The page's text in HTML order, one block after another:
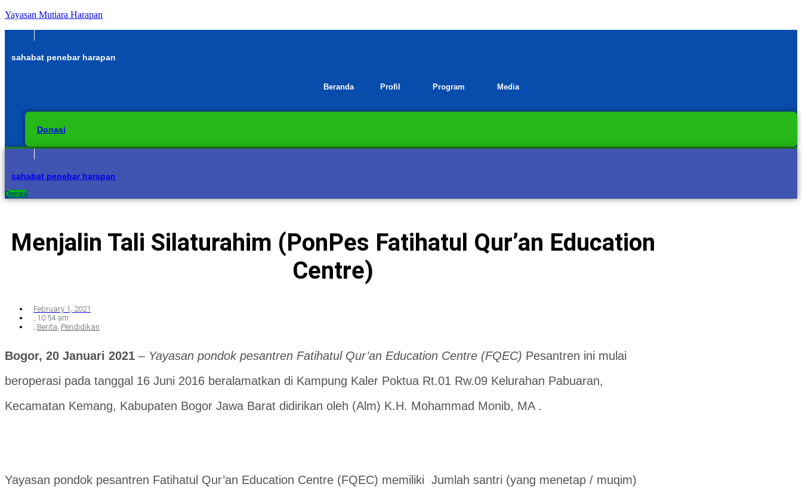
Yayasan Mutiara Harapan
sahabat penebar harapan
Beranda Profil Program Media
Donasi
sahabat penebar harapan
Donasi
Menjalin Tali Silaturahim (PonPes Fatihatul Qur’an Education
Centre)
February 1, 2021
, 10:54 am
, Berita, Pendidikan
Bogor, 20 Januari 2021 – Yayasan pondok pesantren Fatihatul Qur’an Education Centre (FQEC) Pesantren ini mulai
beroperasi pada tanggal 16 Juni 2016 beralamatkan di Kampung Kaler Poktua Rt.01 Rw.09 Kelurahan Pabuaran,
Kecamatan Kemang, Kabupaten Bogor Jawa Barat didirikan oleh (Alm) K.H. Mohammad Monib, MA .
Yayasan pondok pesantren Fatihatul Qur’an Education Centre (FQEC) memiliki Jumlah santri (yang menetap / muqim)